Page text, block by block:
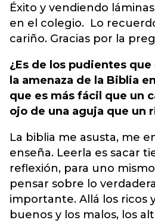
Éxito y vendiendo
en el colegio. Lo
cariño. Gracias por la
¿Es de los pudientes que
la amenaza de la Biblia
que es más fácil que un
ojo de una aguja que un
La biblia me asusta, me
enseña. Leerla es sacar
reflexión, para uno
pensar sobre lo
importante. Allá los ricos
buenos y los malos, los